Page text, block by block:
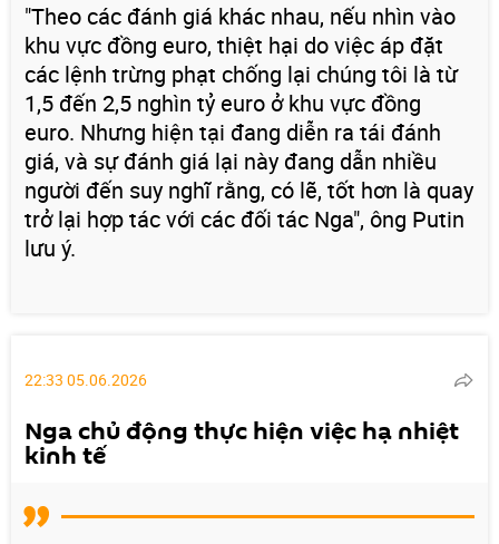
"Theo các đánh giá khác nhau, nếu nhìn vào
khu vực đồng euro, thiệt hại do việc áp đặt
các lệnh trừng phạt chống lại chúng tôi là từ
1,5 đến 2,5 nghìn tỷ euro ở khu vực đồng
euro. Nhưng hiện tại đang diễn ra tái đánh
giá, và sự đánh giá lại này đang dẫn nhiều
người đến suy nghĩ rằng, có lẽ, tốt hơn là quay
trở lại hợp tác với các đối tác Nga", ông Putin
lưu ý.
22:33 05.06.2026
Nga chủ động thực hiện việc hạ nhiệt
kinh tế